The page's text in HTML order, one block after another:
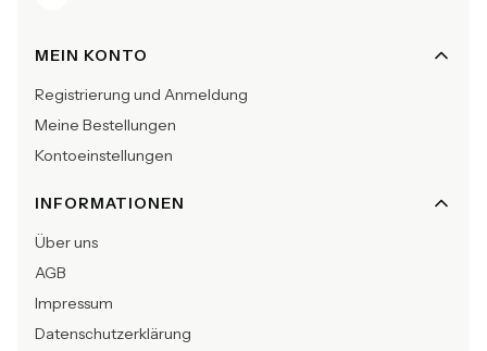
Fußzeilenmenü
MEIN KONTO
Registrierung und Anmeldung
Meine Bestellungen
Kontoeinstellungen
INFORMATIONEN
Über uns
AGB
Impressum
Datenschutzerklärung